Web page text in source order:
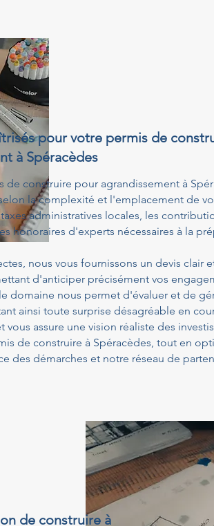
pour votre permis de
à Spéracèdes
de construire pour agrandissement à
la complexité et l'emplacement de
administratives locales, les
honoraires d'experts nécessaires à la
nous vous fournissons un devis clair
d'anticiper précisément vos
domaine nous permet d'évaluer et de
ainsi toute surprise désagréable en
vous assure une vision réaliste des
de construire à Spéracèdes, tout en
des démarches et notre réseau de
de construire à